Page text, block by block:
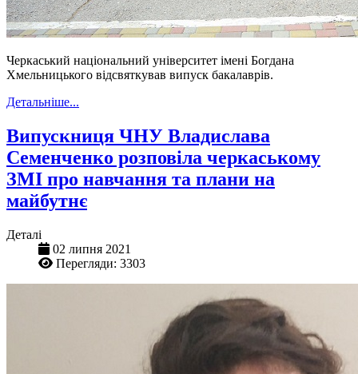
Черкаський національний університет імені Богдана
Хмельницького відсвяткував випуск бакалаврів.
Детальніше...
Випускниця ЧНУ Владислава
Семенченко розповіла черкаському
ЗМІ про навчання та плани на
майбутнє
Деталі
02 липня 2021
Перегляди: 3303